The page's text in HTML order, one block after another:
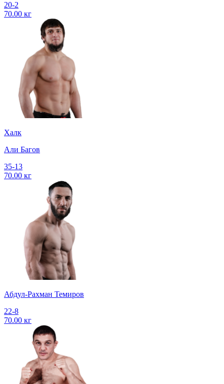
20-2
70.00 кг
Халк
Али Багов
35-13
70.00 кг
Абдул-Рахман Темиров
22-8
70.00 кг